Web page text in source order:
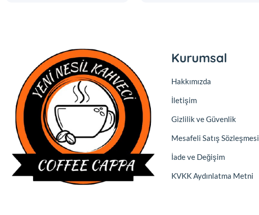
Kurumsal
Hakkımızda
İletişim
Gizlilik ve Güvenlik
Mesafeli Satış Sözleşmesi
İade ve Değişim
KVKK Aydınlatma Metni